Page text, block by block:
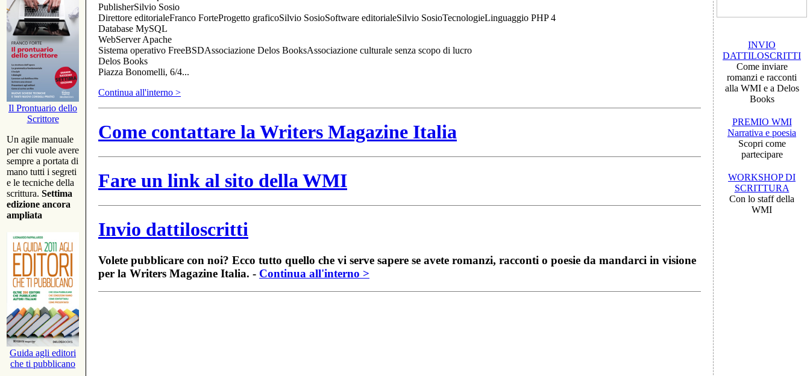
Il Prontuario dello
Scrittore
Un agile manuale
per chi vuole avere
sempre a portata di
mano tutti i segreti
e le tecniche della
scrittura. Settima
edizione ancora
ampliata
Guida agli editori
che ti pubblicano
PublisherSilvio Sosio
Direttore editorialeFranco ForteProgetto graficoSilvio SosioSoftware editorialeSilvio SosioTecnologieLinguaggio PHP 4
Database MySQL
WebServer Apache
Sistema operativo FreeBSDAssociazione Delos BooksAssociazione culturale senza scopo di lucro
Delos Books
Piazza Bonomelli, 6/4...
Continua all'interno >
Come contattare la Writers Magazine Italia
Fare un link al sito della WMI
Invio dattiloscritti
Volete pubblicare con noi? Ecco tutto quello che vi serve sapere se avete romanzi, racconti o poesie da mandarci in visione
per la Writers Magazine Italia. - Continua all'interno >
INVIO
DATTILOSCRITTI
Come inviare
romanzi e racconti
alla WMI e a Delos
Books
PREMIO WMI
Narrativa e poesia
Scopri come
partecipare
WORKSHOP DI
SCRITTURA
Con lo staff della
WMI